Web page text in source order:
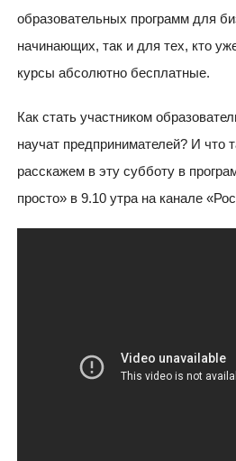
образовательных программ для
начинающих, так и для тех, кто
курсы абсолютно бесплатные.
Как стать участником
научат предпринимателей? И что
расскажем в эту субботу в
просто» в 9.10 утра на канале